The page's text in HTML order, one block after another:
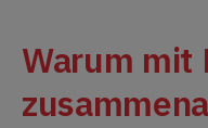
Warum mit